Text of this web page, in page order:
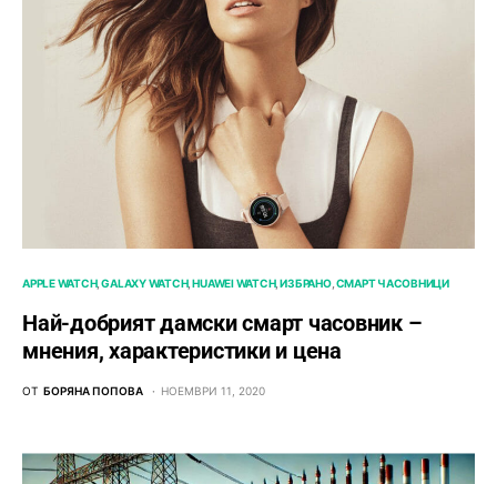
APPLE WATCH GALAXY WATCH HUAWEI WATCH ИЗБРАНО СМАРТ ЧАСОВНИЦИ
Най-добрият дамски смарт часовник –
мнения, характеристики и цена
ОТ БОРЯНА ПОПОВА НОЕМВРИ 11, 2020